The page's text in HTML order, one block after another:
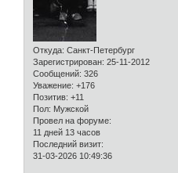
Откуда: Санкт-Петербург
Зарегистрирован: 25-11-2012
Сообщений: 326
Уважение: +176
Позитив: +11
Пол: Мужской
Провел на форуме:
11 дней 13 часов
Последний визит:
31-03-2026 10:49:36